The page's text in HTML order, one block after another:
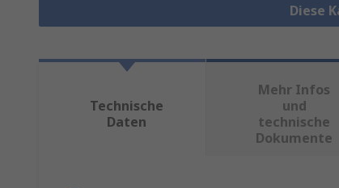
Diese
Technische
Daten
Mehr Infos
und
technische
Dokumente